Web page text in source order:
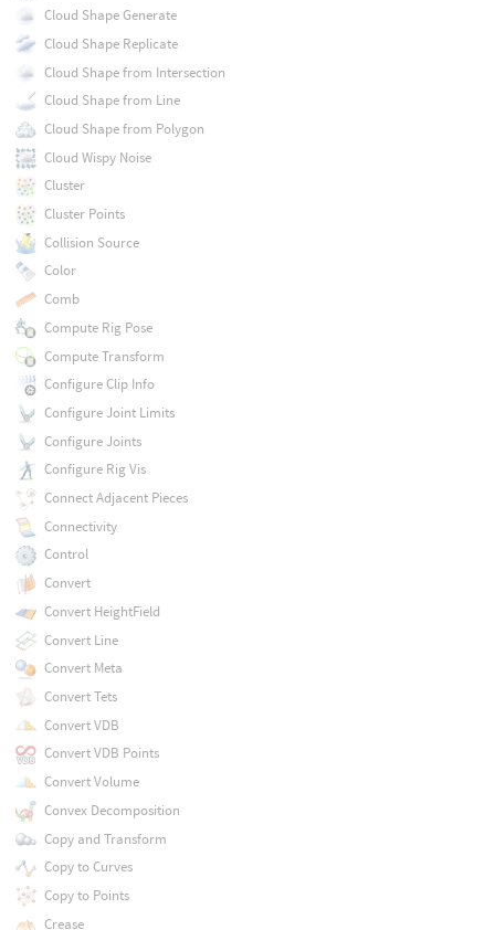
Cloud Shape Generate
Cloud Shape Replicate
Cloud Shape from Intersection
Cloud Shape from Line
Cloud Shape from Polygon
Cloud Wispy Noise
Cluster
Cluster Points
Collision Source
Color
Comb
Compute Rig Pose
Compute Transform
Configure Clip Info
Configure Joint Limits
Configure Joints
Configure Rig Vis
Connect Adjacent Pieces
Connectivity
Control
Convert
Convert HeightField
Convert Line
Convert Meta
Convert Tets
Convert VDB
Convert VDB Points
Convert Volume
Convex Decomposition
Copy and Transform
Copy to Curves
Copy to Points
Crease